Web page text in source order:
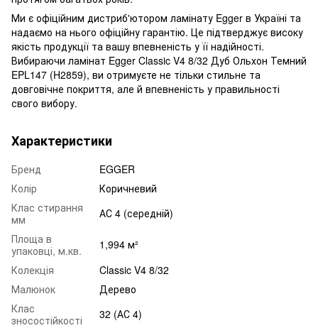
Ми є офіційним дистриб'ютором ламінату Egger в Україні та
надаємо на нього офіційну гарантію. Це підтверджує високу
якість продукції та вашу впевненість у її надійності.
Вибираючи ламінат Egger Classic V4 8/32 Дуб Ольхон Темний
EPL147 (H2859), ви отримуєте не тільки стильне та
довговічне покриття, але й впевненість у правильності
свого вибору.
Характеристики
Бренд
EGGER
Колір
Коричневий
Клас стирання
мм
АС 4 (середній)
Площа в
упаковці, м.кв.
1,994 м²
Колекція
Classic V4 8/32
Малюнок
Дерево
Клас
зносостійкості
32 (АС 4)